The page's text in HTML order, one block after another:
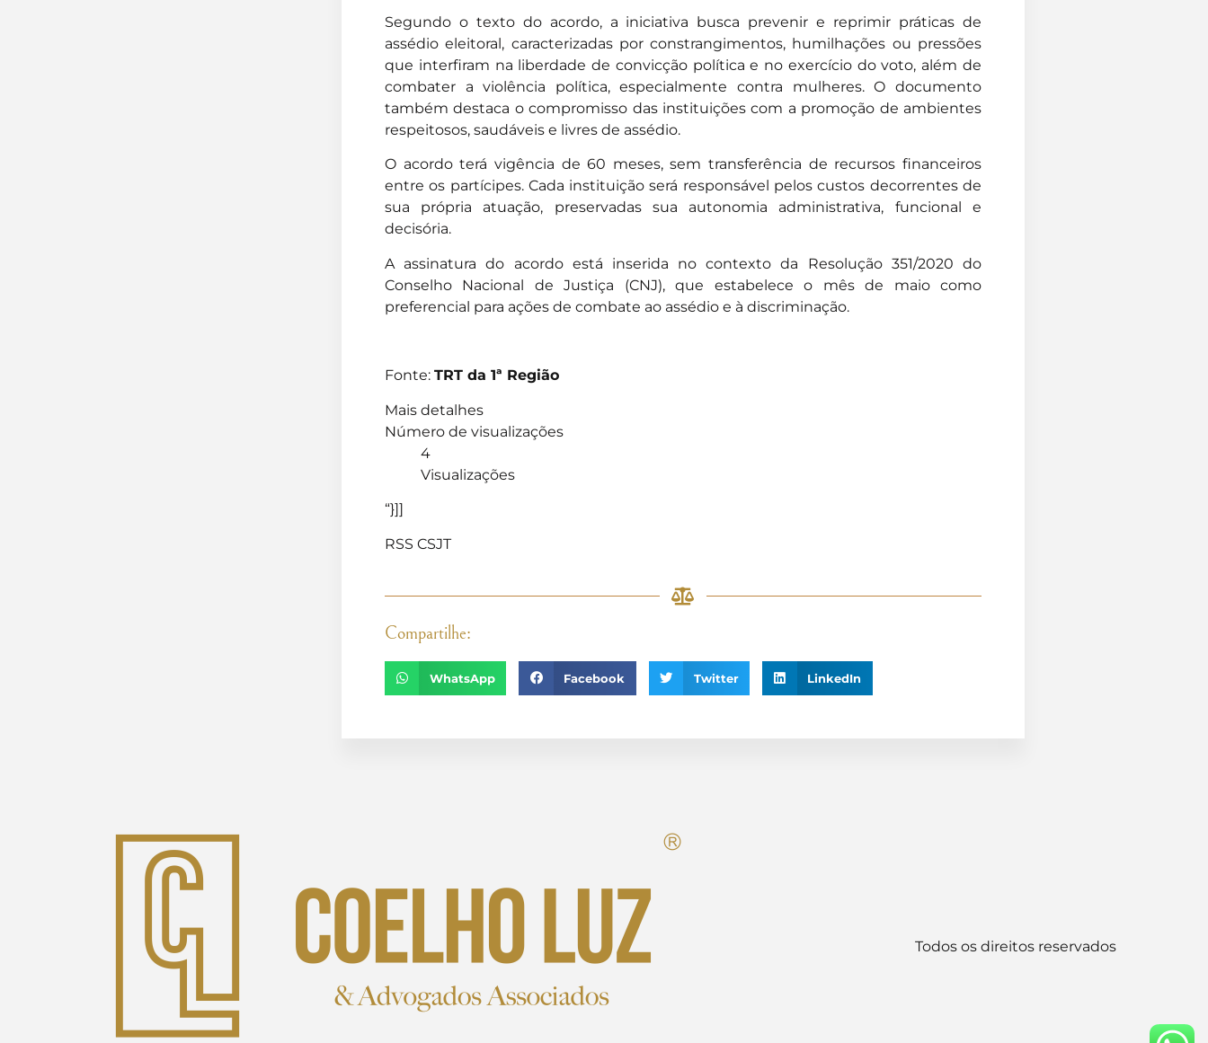
Segundo o texto do acordo, a iniciativa busca prevenir e reprimir práticas de
assédio eleitoral, caracterizadas por constrangimentos, humilhações ou pressões
que interfiram na liberdade de convicção política e no exercício do voto, além de
combater a violência política, especialmente contra mulheres. O documento
também destaca o compromisso das instituições com a promoção de ambientes
respeitosos, saudáveis e livres de assédio.
O acordo terá vigência de 60 meses, sem transferência de recursos financeiros
entre os partícipes. Cada instituição será responsável pelos custos decorrentes de
sua própria atuação, preservadas sua autonomia administrativa, funcional e
decisória.
A assinatura do acordo está inserida no contexto da Resolução 351/2020 do
Conselho Nacional de Justiça (CNJ), que estabelece o mês de maio como
preferencial para ações de combate ao assédio e à discriminação.
Fonte: TRT da 1ª Região
Mais detalhes
Número de visualizações
4
Visualizações
“}]]
RSS CSJT
Compartilhe:
WhatsApp Facebook Twitter LinkedIn
Todos os direitos reservados